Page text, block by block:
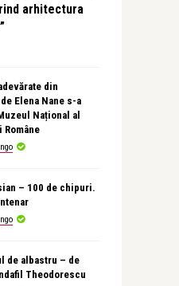
arhitectura
din
Elena Nane s-a
Național al
– 100 de chipuri.
de albastru – de
Theodorescu